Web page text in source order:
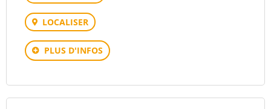
LOCALISER
PLUS D'INFOS